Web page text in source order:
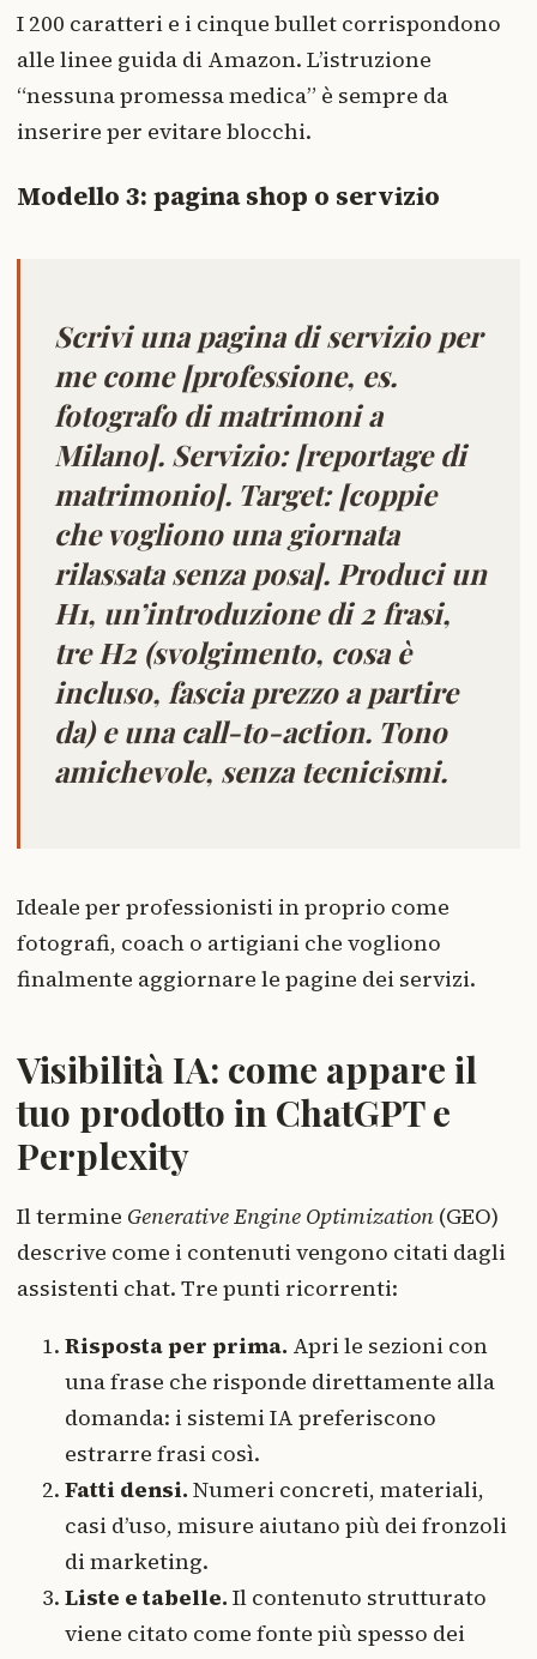
I 200 caratteri e i cinque bullet corrispondono
alle linee guida di Amazon. L’istruzione
“nessuna promessa medica” è sempre da
inserire per evitare blocchi.
Modello 3: pagina shop o servizio
Scrivi una pagina di servizio per
me come [professione, es.
fotografo di matrimoni a
Milano]. Servizio: [reportage di
matrimonio]. Target: [coppie
che vogliono una giornata
rilassata senza posa]. Produci un
H1, un’introduzione di 2 frasi,
tre H2 (svolgimento, cosa è
incluso, fascia prezzo a partire
da) e una call-to-action. Tono
amichevole, senza tecnicismi.
Ideale per professionisti in proprio come
fotografi, coach o artigiani che vogliono
finalmente aggiornare le pagine dei servizi.
Visibilità IA: come appare il
tuo prodotto in ChatGPT e
Perplexity
Il termine Generative Engine Optimization (GEO)
descrive come i contenuti vengono citati dagli
assistenti chat. Tre punti ricorrenti:
Risposta per prima. Apri le sezioni con
una frase che risponde direttamente alla
domanda: i sistemi IA preferiscono
estrarre frasi così.
Fatti densi. Numeri concreti, materiali,
casi d’uso, misure aiutano più dei fronzoli
di marketing.
Liste e tabelle. Il contenuto strutturato
viene citato come fonte più spesso dei